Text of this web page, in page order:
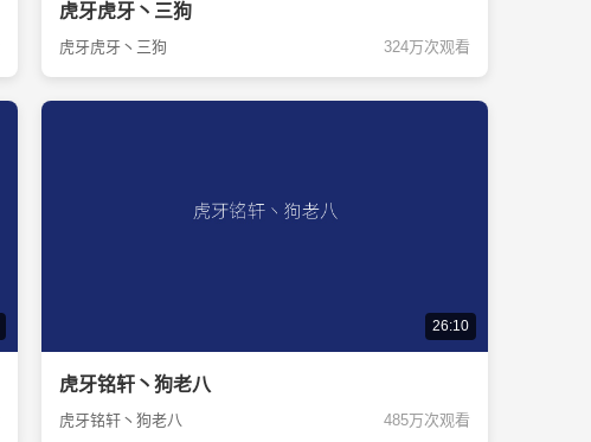
虎牙虎牙丶三狗
虎牙虎牙丶三狗 324万次观看
26:10
虎牙铭轩丶狗老八
虎牙铭轩丶狗老八 485万次观看